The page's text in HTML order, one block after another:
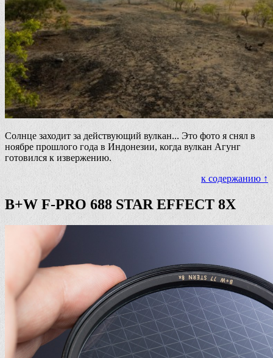
Солнце заходит за действующий вулкан... Это фото я снял в
ноябре прошлого года в Индонезии, когда вулкан Агунг
готовился к извержению.
к содержанию ↑
B+W F-PRO 688 STAR EFFECT 8X